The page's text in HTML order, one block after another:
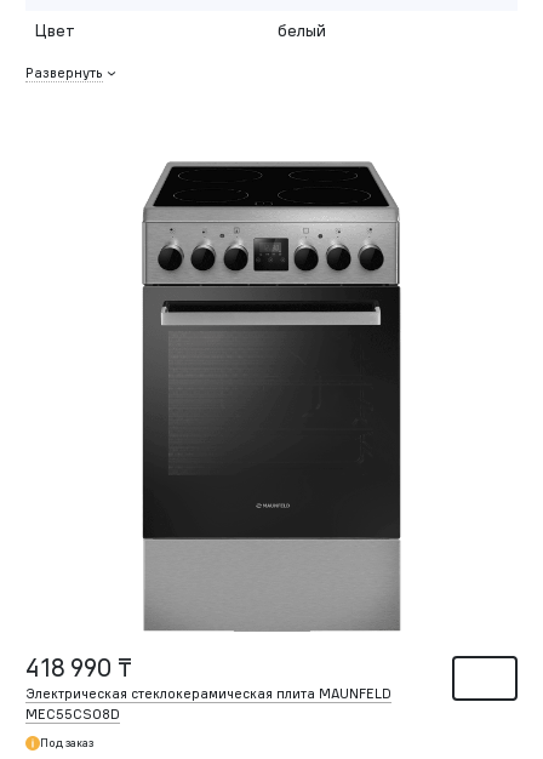
Цвет
белый
Развернуть
418 990 ₸
Электрическая стеклокерамическая плита MAUNFELD
MEC55CS08D
Под заказ